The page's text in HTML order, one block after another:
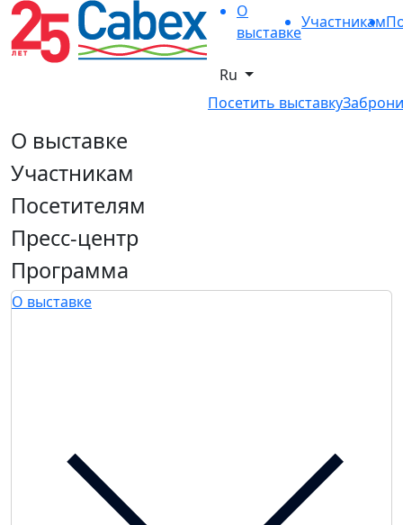
О
выставке
Участникам
Ru
Посетить выставку
О выставке
Участникам
Посетителям
Пресс-центр
Программа
О выставке